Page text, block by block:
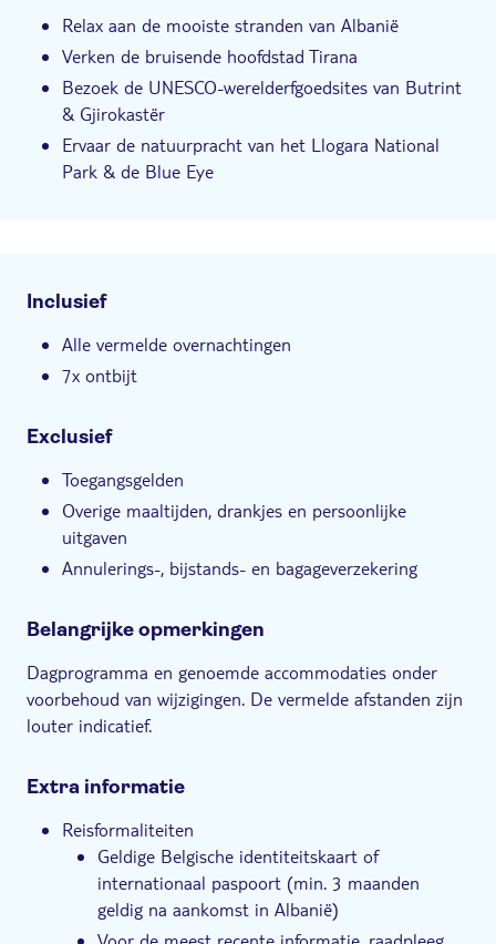
Relax aan de mooiste stranden van Albanië
Verken de bruisende hoofdstad Tirana
Bezoek de UNESCO-werelderfgoedsites van Butrint
& Gjirokastër
Ervaar de natuurpracht van het Llogara National
Park & de Blue Eye
Inclusief
Alle vermelde overnachtingen
7x ontbijt
Exclusief
Toegangsgelden
Overige maaltijden, drankjes en persoonlijke
uitgaven
Annulerings-, bijstands- en bagageverzekering
Belangrijke opmerkingen
Dagprogramma en genoemde accommodaties onder
voorbehoud van wijzigingen. De vermelde afstanden zijn
louter indicatief.
Extra informatie
Reisformaliteiten
Geldige Belgische identiteitskaart of
internationaal paspoort (min. 3 maanden
geldig na aankomst in Albanië)